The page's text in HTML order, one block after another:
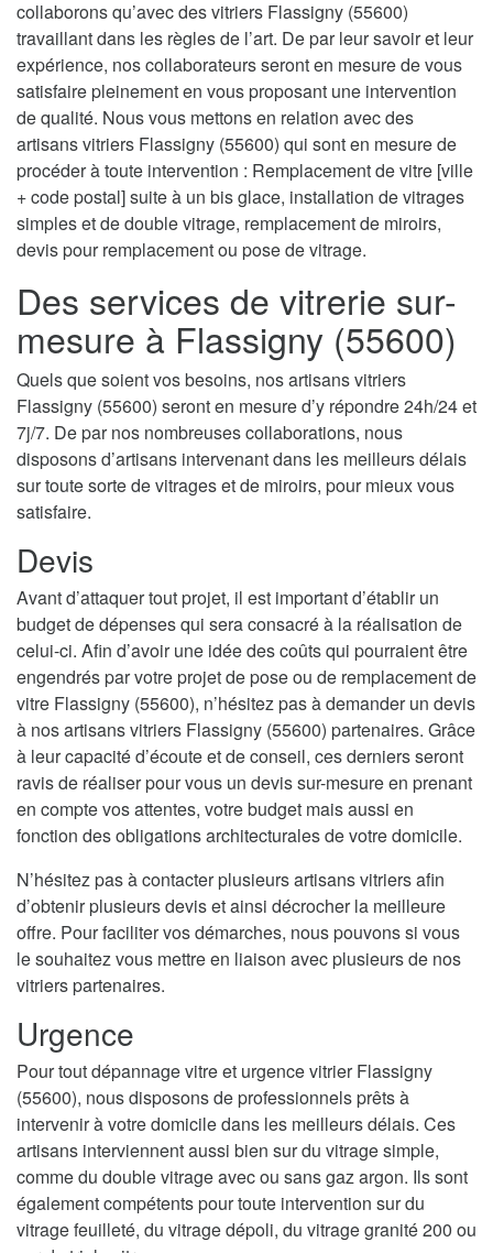
collaborons qu’avec des vitriers Flassigny (55600)
travaillant dans les règles de l’art. De par leur savoir et leur
expérience, nos collaborateurs seront en mesure de vous
satisfaire pleinement en vous proposant une intervention
de qualité. Nous vous mettons en relation avec des
artisans vitriers Flassigny (55600) qui sont en mesure de
procéder à toute intervention : Remplacement de vitre [ville
+ code postal] suite à un bis glace, installation de vitrages
simples et de double vitrage, remplacement de miroirs,
devis pour remplacement ou pose de vitrage.
Des services de vitrerie sur-
mesure à Flassigny (55600)
Quels que soient vos besoins, nos artisans vitriers
Flassigny (55600) seront en mesure d’y répondre 24h/24 et
7j/7. De par nos nombreuses collaborations, nous
disposons d’artisans intervenant dans les meilleurs délais
sur toute sorte de vitrages et de miroirs, pour mieux vous
satisfaire.
Devis
Avant d’attaquer tout projet, il est important d’établir un
budget de dépenses qui sera consacré à la réalisation de
celui-ci. Afin d’avoir une idée des coûts qui pourraient être
engendrés par votre projet de pose ou de remplacement de
vitre Flassigny (55600), n’hésitez pas à demander un devis
à nos artisans vitriers Flassigny (55600) partenaires. Grâce
à leur capacité d’écoute et de conseil, ces derniers seront
ravis de réaliser pour vous un devis sur-mesure en prenant
en compte vos attentes, votre budget mais aussi en
fonction des obligations architecturales de votre domicile.
N’hésitez pas à contacter plusieurs artisans vitriers afin
d’obtenir plusieurs devis et ainsi décrocher la meilleure
offre. Pour faciliter vos démarches, nous pouvons si vous
le souhaitez vous mettre en liaison avec plusieurs de nos
vitriers partenaires.
Urgence
Pour tout dépannage vitre et urgence vitrier Flassigny
(55600), nous disposons de professionnels prêts à
intervenir à votre domicile dans les meilleurs délais. Ces
artisans interviennent aussi bien sur du vitrage simple,
comme du double vitrage avec ou sans gaz argon. Ils sont
également compétents pour toute intervention sur du
vitrage feuilleté, du vitrage dépoli, du vitrage granité 200 ou